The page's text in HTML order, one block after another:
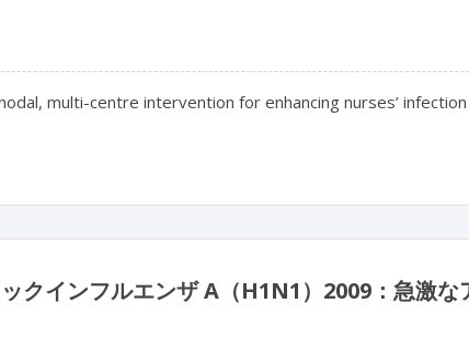
multi-centre intervention for enhancing nurses’
クインフルエンザ A（H1N1）2009：急激な